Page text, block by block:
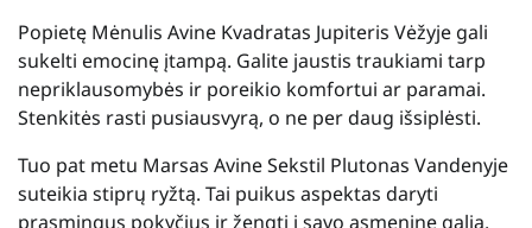
Popietę Mėnulis Avine Kvadratas Jupiteris Vėžyje gali
sukelti emocinę įtampą. Galite jaustis traukiami tarp
nepriklausomybės ir poreikio komfortui ar paramai.
Stenkitės rasti pusiausvyrą, o ne per daug išsiplėsti.
Tuo pat metu Marsas Avine Sekstil Plutonas Vandenyje
suteikia stiprų ryžtą. Tai puikus aspektas daryti
prasmingus pokyčius ir žengti į savo asmeninę galią.